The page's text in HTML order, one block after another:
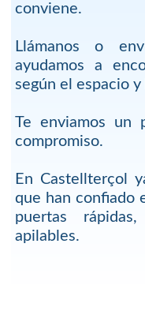
conviene.
Llámanos o
ayudamos a
según el espacio
Te enviamos un
compromiso.
En Castellterçol
que han confiado
puertas
apilables.